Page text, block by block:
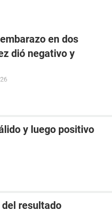
en dos
dió negativo y
y luego positivo
resultado